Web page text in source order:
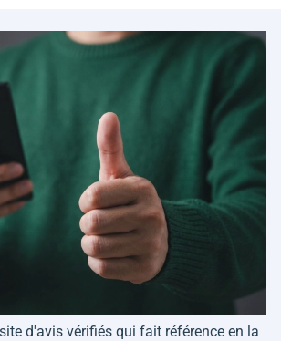
d'avis vérifiés qui fait référence en la